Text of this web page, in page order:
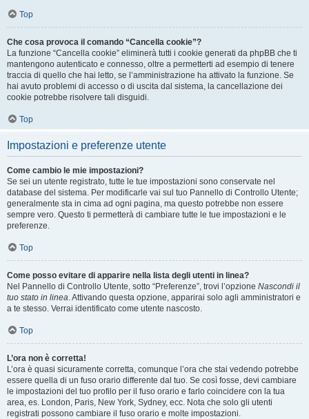
Top
Che cosa provoca il comando “Cancella cookie”?
La funzione “Cancella cookie” eliminerà tutti i cookie generati da phpBB che ti
mantengono autenticato e connesso, oltre a permetterti ad esempio di tenere
traccia di quello che hai letto, se l’amministrazione ha attivato la funzione. Se
hai avuto problemi di accesso o di uscita dal sistema, la cancellazione dei
cookie potrebbe risolvere tali disguidi.
Top
Impostazioni e preferenze utente
Come cambio le mie impostazioni?
Se sei un utente registrato, tutte le tue impostazioni sono conservate nel
database del sistema. Per modificarle vai sul tuo Pannello di Controllo Utente;
generalmente sta in cima ad ogni pagina, ma questo potrebbe non essere
sempre vero. Questo ti permetterà di cambiare tutte le tue impostazioni e le
preferenze.
Top
Come posso evitare di apparire nella lista degli utenti in linea?
Nel Pannello di Controllo Utente, sotto “Preferenze”, trovi l’opzione Nascondi il
tuo stato in linea. Attivando questa opzione, apparirai solo agli amministratori e
a te stesso. Verrai identificato come utente nascosto.
Top
L’ora non è corretta!
L’ora è quasi sicuramente corretta, comunque l’ora che stai vedendo potrebbe
essere quella di un fuso orario differente dal tuo. Se così fosse, devi cambiare
le impostazioni del tuo profilo per il fuso orario e farlo coincidere con la tua
area, es. London, Paris, New York, Sydney, ecc. Nota che solo gli utenti
registrati possono cambiare il fuso orario e molte impostazioni.